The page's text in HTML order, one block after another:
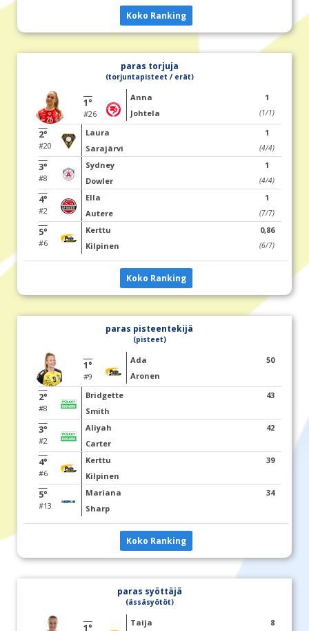
Koko Ranking
paras torjuja
(torjuntapisteet / erät)
1°
#26
Anna
Johtela
1
(1/1)
2°
#20
Laura
Sarajärvi
1
(4/4)
3°
#8
Sydney
Dowler
1
(4/4)
4°
#2
Ella
Autere
1
(7/7)
5°
#6
Kerttu
Kilpinen
0,86
(6/7)
Koko Ranking
paras pisteentekijä
(pisteet)
1°
#9
Ada
Aronen
50
2°
#8
Bridgette
Smith
43
3°
#2
Aliyah
Carter
42
4°
#6
Kerttu
Kilpinen
39
5°
#13
Mariana
Sharp
34
Koko Ranking
paras syöttäjä
(ässäsyötöt)
1° Taija 8